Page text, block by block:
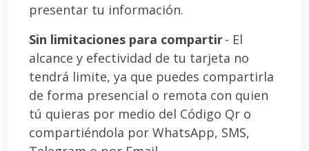
presentar tu información.
Sin limitaciones para compartir- El
alcance y efectividad de tu tarjeta no
tendrá limite, ya que puedes compartirla
de forma presencial o remota con quien
tú quieras por medio del Código Qr o
compartiéndola por WhatsApp, SMS,